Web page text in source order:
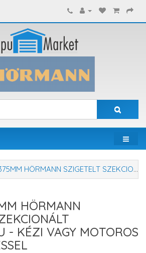
SZIGETELT SZEKCIONÁLT GARÁZSKAPU - KÉZI VAGY MOTOROS MŰKÖDTETÉSSEL
HÖRMANN
- KÉZI VAGY MOTOROS